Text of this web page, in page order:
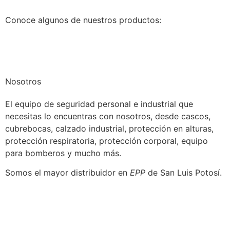
Conoce algunos de nuestros productos:
Nosotros
El equipo de seguridad personal e industrial que
necesitas lo encuentras con nosotros, desde cascos,
cubrebocas, calzado industrial, protección en alturas,
protección respiratoria, protección corporal, equipo
para bomberos y mucho más.
Somos el mayor distribuidor en EPP de San Luis Potosí.